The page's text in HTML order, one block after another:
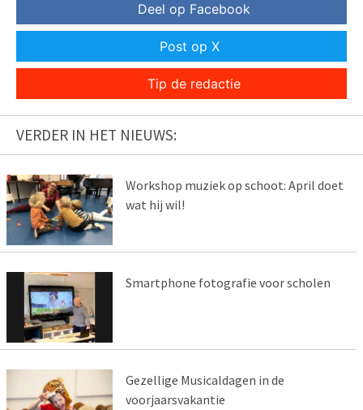
Deel op Facebook
Post op X
Tip de redactie
VERDER IN HET NIEUWS:
Workshop muziek op schoot: April doet
wat hij wil!
Smartphone fotografie voor scholen
Gezellige Musicaldagen in de
voorjaarsvakantie